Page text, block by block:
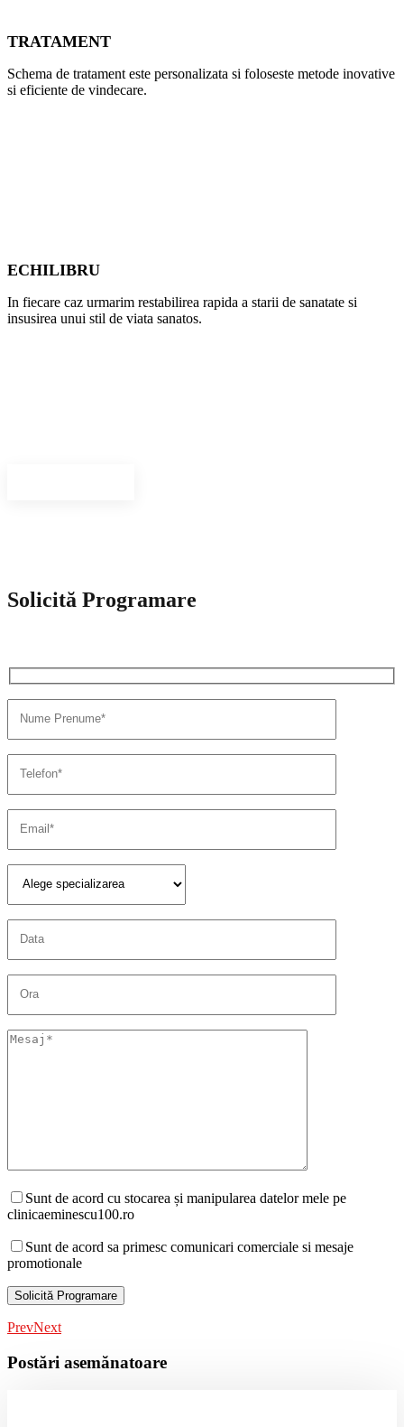
TRATAMENT
Schema de tratament este personalizata si foloseste metode inovative
si eficiente de vindecare.
ECHILIBRU
In fiecare caz urmarim restabilirea rapida a starii de sanatate si
insusirea unui stil de viata sanatos.
Solicită Programare
Sunt de acord cu stocarea și manipularea datelor mele pe
clinicaeminescu100.ro
Sunt de acord sa primesc comunicari comerciale si mesaje
promotionale
PrevNext
Postări asemănatoare